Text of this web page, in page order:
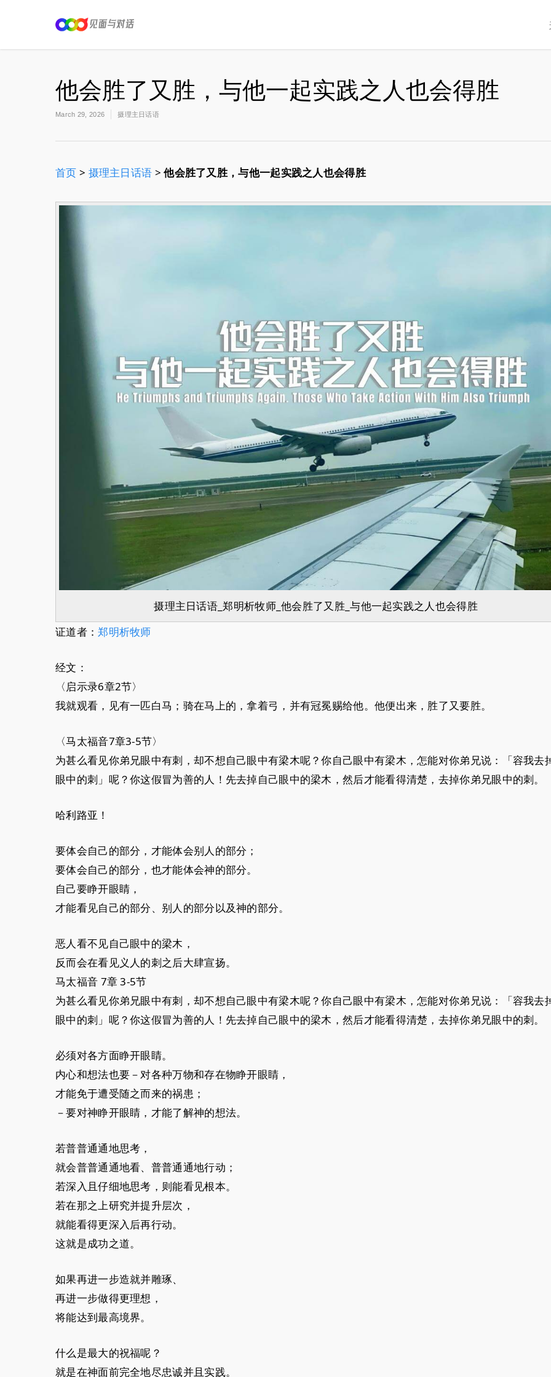
他会胜了又胜，与他一起实践之人也会得胜
March 29, 2026 摄理主日话语
首页 > 摄理主日话语 >他会胜了又胜，与他一起实践之人也会得胜
摄理主日话语_郑明析牧师_他会胜了又胜_与他一起实践之人也会得胜
证道者：郑明析牧师
经文：
〈启示录6章2节〉
我就观看，见有一匹白马；骑在马上的，拿着弓，并有冠冕赐给他。他便出来，胜了又要胜。
〈马太福音7章3-5节〉
为甚么看见你弟兄眼中有刺，却不想自己眼中有梁木呢？你自己眼中有梁木，怎能对你弟兄说：「容我去
眼中的刺」呢？你这假冒为善的人！先去掉自己眼中的梁木，然后才能看得清楚，去掉你弟兄眼中的刺。
哈利路亚！
要体会自己的部分，才能体会别人的部分；
要体会自己的部分，也才能体会神的部分。
自己要睁开眼睛，
才能看见自己的部分、别人的部分以及神的部分。
恶人看不见自己眼中的梁木，
反而会在看见义人的刺之后大肆宣扬。
马太福音 7章 3-5节
为甚么看见你弟兄眼中有刺，却不想自己眼中有梁木呢？你自己眼中有梁木，怎能对你弟兄说：「容我去
眼中的刺」呢？你这假冒为善的人！先去掉自己眼中的梁木，然后才能看得清楚，去掉你弟兄眼中的刺。
必须对各方面睁开眼睛。
内心和想法也要－对各种万物和存在物睁开眼睛，
才能免于遭受随之而来的祸患；
－要对神睁开眼睛，才能了解神的想法。
若普普通通地思考，
就会普普通通地看、普普通通地行动；
若深入且仔细地思考，则能看见根本。
若在那之上研究并提升层次，
就能看得更深入后再行动。
这就是成功之道。
如果再进一步造就并雕琢、
再进一步做得更理想，
将能达到最高境界。
什么是最大的祝福呢？
就是在神面前完全地尽忠诚并且实践。